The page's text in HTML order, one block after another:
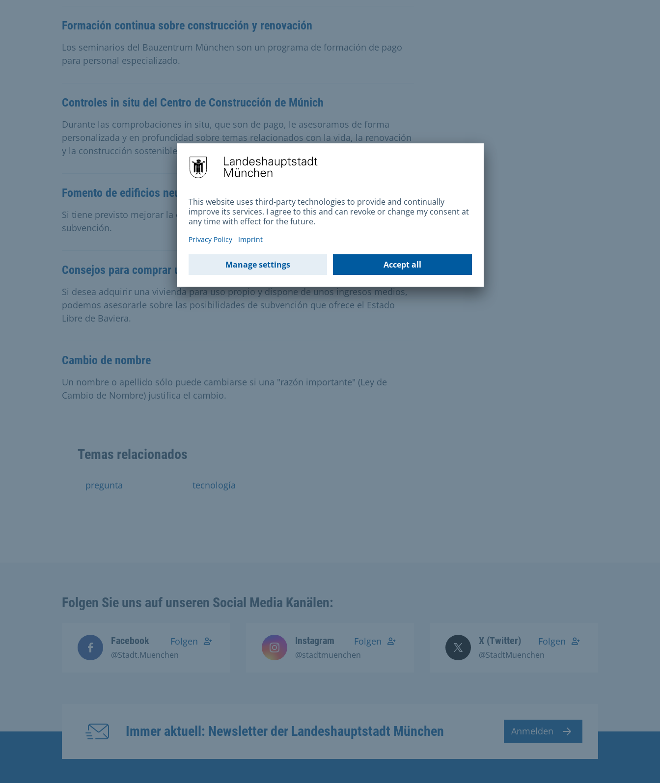
Formación continua sobre construcción y renovación
Los seminarios del Bauzentrum München son un programa de formación de pago
para personal especializado.
Controles in situ del Centro de Construcción de Múnich
Durante las comprobaciones in situ, que son de pago, le asesoramos de forma
personalizada y en profundidad sobre temas relacionados con la vida, la renovación
y la construcción sostenibles.
Fomento de edificios neutros desde el punto de vista climático (FKG)
Si tiene previsto mejorar la eficiencia energética de su edificio, puede solicitar una
subvención.
Consejos para comprar una vivienda
Si desea adquirir una vivienda para uso propio y dispone de unos ingresos medios,
podemos asesorarle sobre las posibilidades de subvención que ofrece el Estado
Libre de Baviera.
Cambio de nombre
Un nombre o apellido sólo puede cambiarse si una "razón importante" (Ley de
Cambio de Nombre) justifica el cambio.
Temas relacionados
pregunta tecnología
Folgen Sie uns auf unseren Social Media Kanälen:
Facebook
@Stadt.Muenchen
Folgen Instagram
@stadtmuenchen
Folgen X (Twitter)
@StadtMuenchen
Folgen
Immer aktuell: Newsletter der Landeshauptstadt München Anmelden